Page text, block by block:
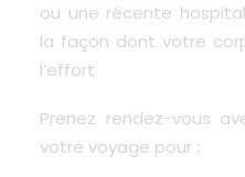
ou une récente
la façon dont votre
l’effort.
Prenez rendez-vous
votre voyage pour :